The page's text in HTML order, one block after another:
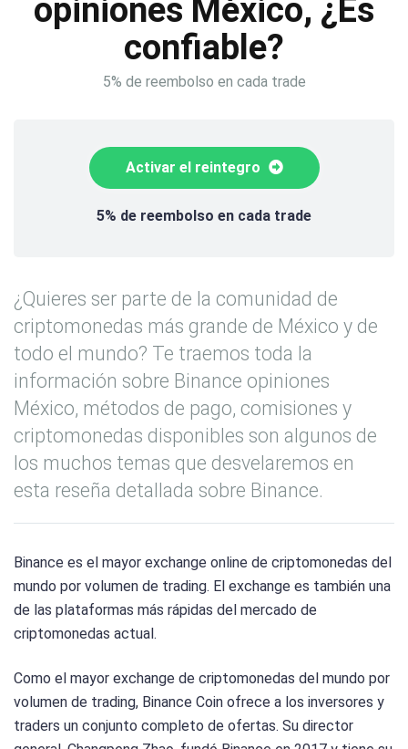
opiniones México, ¿Es
confiable?
5% de reembolso en cada trade
Activar el reintegro
5% de reembolso en cada trade
¿Quieres ser parte de la comunidad de
criptomonedas más grande de México y de
todo el mundo? Te traemos toda la
información sobre Binance opiniones
México, métodos de pago, comisiones y
criptomonedas disponibles son algunos de
los muchos temas que desvelaremos en
esta reseña detallada sobre Binance.
Binance es el mayor exchange online de criptomonedas del
mundo por volumen de trading. El exchange es también una
de las plataformas más rápidas del mercado de
criptomonedas actual.
Como el mayor exchange de criptomonedas del mundo por
volumen de trading, Binance Coin ofrece a los inversores y
traders un conjunto completo de ofertas. Su director